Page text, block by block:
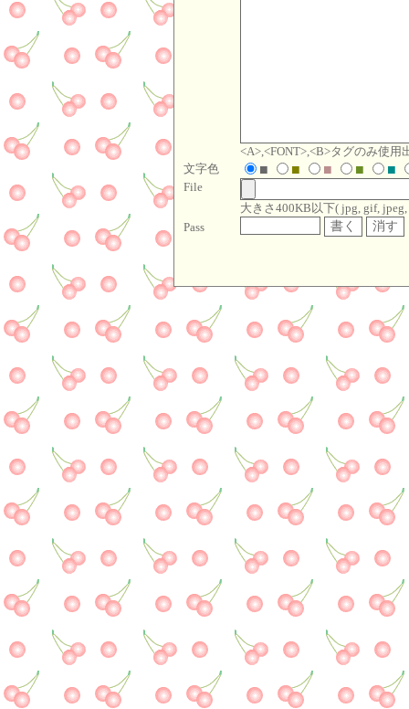
<A>,<FONT>,<B>タグのみ使用
文字色
■ ■ ■ ■ ■
File
大きさ400KB以下( jpg, gif,
Pass